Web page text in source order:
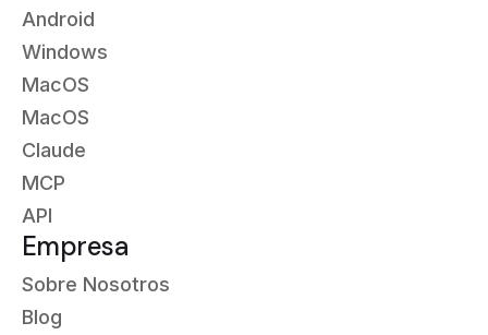
Android
Windows
MacOS
MacOS
Claude
MCP
API
Empresa
Sobre Nosotros
Blog